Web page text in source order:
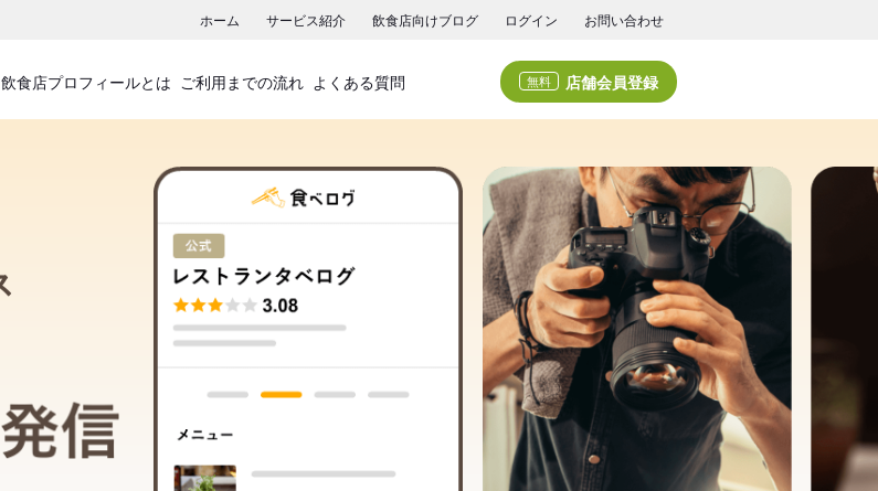
ホーム サービス紹介 飲食店向けブログ ログイン お問い合わせ
飲食店プロフィールとは ご利用までの流れ よくある質問 無料 店舗会員登録
飲食店プロフィールサービス
食べログでお店の情報を発信